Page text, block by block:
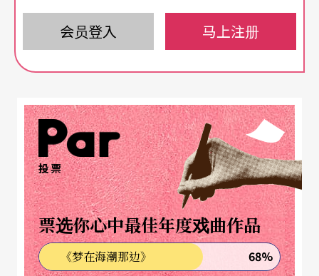
剧院、完成基础大架构之后，台湾表演艺术发展的
下一步呢？面对未来可能会新生的挑战与评估呢？
经营走向与平衡点在哪里？这些都是才刚刚开始冒
大剧院时代来临，演出人员工作机会的增加将远低
于艺术行政与技术人员。大剧院解决的是大团巡演
与档期的问题，但是台湾本土团队究竟又有几个大
团，又有几个有艺术与财务能力从北到南巡演？又
有几个团能够做到跨县市的连结与动员？节目量在
迅速增加，但每增加一个演出场地就要多几万个观
会员登入 马上注册
投票
票选你心中最佳年度戏曲作品
《梦在海潮那边》 68%